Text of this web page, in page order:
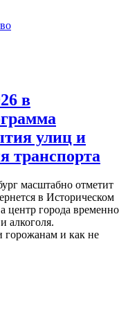
в
улиц и
транспорта
масштабно отметит
в Историческом
центр города временно
алкоголя.
горожанам и как не